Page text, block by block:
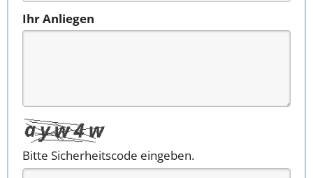
Ihr Anliegen
Bitte Sicherheitscode eingeben.